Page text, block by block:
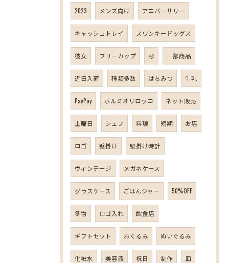
2023 メンズ向け アニバーサリー
キャッシュトレイ スワンキードッグス
彼女 フリーカップ 杉 一部商品
近日入荷 種類多数 はちみつ 牛乳
PayPay ボルミオリロッコ ネット販売
土曜日 シェフ 料理 短期 お店
ロゴ 壁掛け 壁掛け時計
ヴィンテージ メガネケース
グラスケース ごはんジャー 50%OFF
冬物 ロゴ入れ 飲食店
ギフトセット おくるみ ぬいぐるみ
化粧水 美容液 祝日 制作 皿